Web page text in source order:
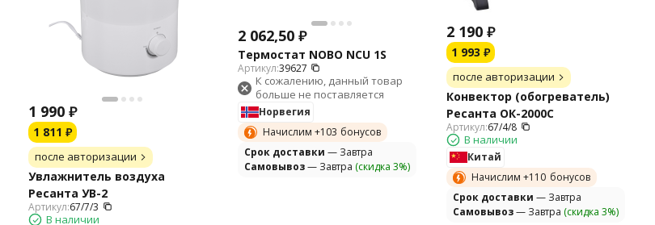
1 990 ₽
1 811 ₽
после авторизации
Увлажнитель воздуха
Ресанта УВ-2
Артикул:67/7/3
В наличии
2 062,50 ₽
Термостат NOBO NCU 1S
Артикул:39627
К сожалению, данный товар
больше не поставляется
Норвегия
Начислим +103 бонусов
Cрок доставки — Завтра
Самовывоз— Завтра (скидка 3%)
2 190 ₽
1 993 ₽
после авторизации
Конвектор (обогреватель)
Ресанта ОК-2000С
Артикул:67/4/8
В наличии
Китай
Начислим +110 бонусов
Cрок доставки — Завтра
Самовывоз— Завтра (скидка 3%)